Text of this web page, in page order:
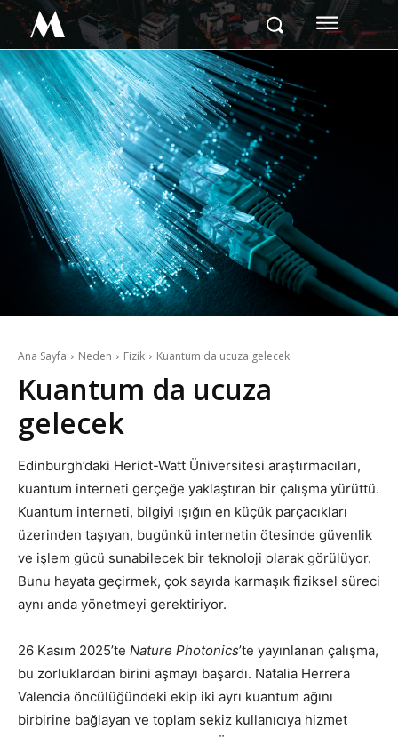
M
Ana Sayfa Neden Fizik Kuantum da ucuza gelecek
Kuantum da ucuza
gelecek
Edinburgh’daki Heriot-Watt Üniversitesi araştırmacıları,
kuantum interneti gerçeğe yaklaştıran bir çalışma yürüttü.
Kuantum interneti, bilgiyi ışığın en küçük parçacıkları
üzerinden taşıyan, bugünkü internetin ötesinde güvenlik
ve işlem gücü sunabilecek bir teknoloji olarak görülüyor.
Bunu hayata geçirmek, çok sayıda karmaşık fiziksel süreci
aynı anda yönetmeyi gerektiriyor.
26 Kasım 2025’te Nature Photonics’te yayınlanan çalışma,
bu zorluklardan birini aşmayı başardı. Natalia Herrera
Valencia öncülüğündeki ekip iki ayrı kuantum ağını
birbirine bağlayan ve toplam sekiz kullanıcıya hizmet